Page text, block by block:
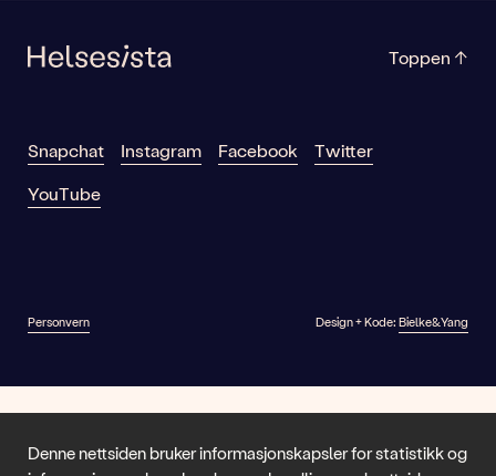
Denne nettsiden bruker informasjonskapsler for statistikk og
Toppen ↑
Snapchat Instagram Facebook Twitter
YouTube
Personvern Design + Kode: Bielke&Yang